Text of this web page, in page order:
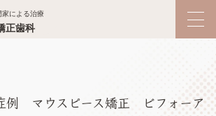
家による治療
正歯科
例 マウスピース矯正 ビフォーア